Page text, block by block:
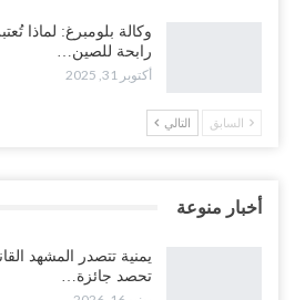
وكالة بلومبرغ: لماذا
رابحة للصين…
أكتوبر 31, 2025
السابق التالي
أخبار منوعة
يمنية تتصدر المشهد
تحصد جائزة…